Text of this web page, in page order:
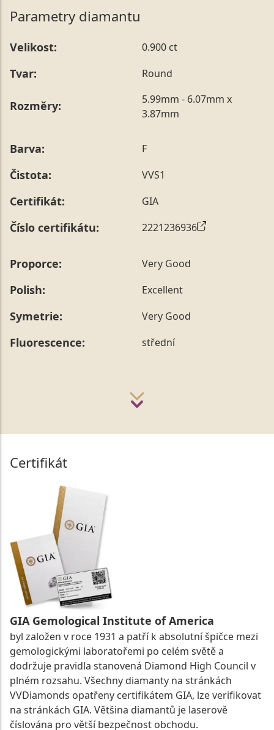
Parametry diamantu
Velikost: 0.900 ct
Tvar: Round
Rozměry:
5.99mm - 6.07mm x
3.87mm
Barva: F
Čistota: VVS1
Certifikát: GIA
Číslo certifikátu: 2221236936
Proporce: Very Good
Polish: Excellent
Symetrie: Very Good
Fluorescence: střední
Certifikát
GIA Gemological Institute of America
byl založen v roce 1931 a patří k absolutní špičce mezi
gemologickými laboratořemi po celém světě a
dodržuje pravidla stanovená Diamond High Council v
plném rozsahu. Všechny diamanty na stránkách
VVDiamonds opatřeny certifikátem GIA, lze verifikovat
na stránkách GIA. Většina diamantů je laserově
číslována pro větší bezpečnost obchodu.